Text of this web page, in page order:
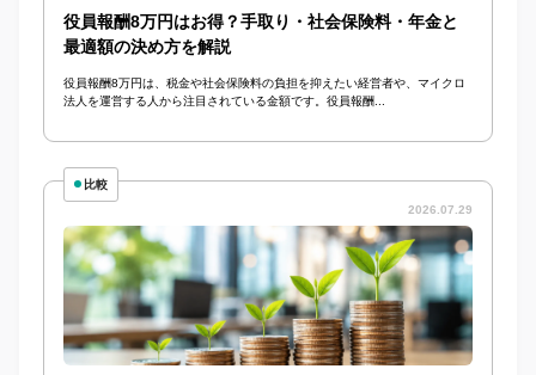
役員報酬8万円はお得？手取り・社会保険料・年金と
最適額の決め方を解説
役員報酬8万円は、税金や社会保険料の負担を抑えたい経営者や、マイクロ
法人を運営する人から注目されている金額です。役員報酬...
比較
2026.07.29